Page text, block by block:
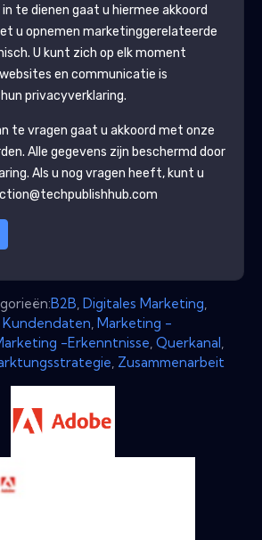
te dienen gaat u hiermee akkoord
u opnemen marketinggerelateerde
U kunt zich op elk moment
websites en communicatie is
privacyverklaring.
te vragen gaat u akkoord met onze
Alle gegevens zijn beschermd door
. Als u nog vragen heeft, kunt u
B2B Digitales Marketing
Kundendaten Marketing -
-Erkenntnisse Querkanal
Zusammenarbeit